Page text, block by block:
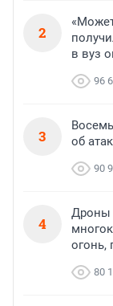
2
в вуз
96
3
об
90
4
Дроны
огонь,
80